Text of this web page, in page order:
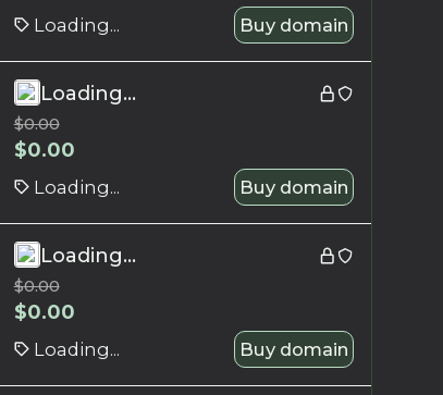
Loading... Buy domain
Loading...
$0.00
$0.00
Loading... Buy domain
Loading...
$0.00
$0.00
Loading... Buy domain